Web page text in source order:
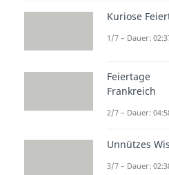
Tatorte.
Laut derPKS
In derPKS
sicherste
Kuriose
1/7 – Dauer:
Feiertage
Frankreich
2/7 – Dauer:
Unnützes
3/7 – Dauer: